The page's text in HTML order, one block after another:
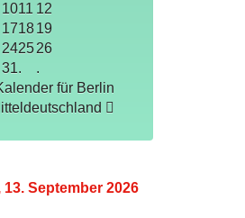
1011 12
1718 19
2425 26
31.
.
für Berlin
September 2026